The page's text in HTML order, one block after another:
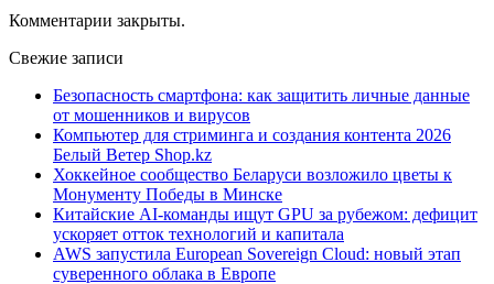
Комментарии закрыты.
Свежие записи
Безопасность смартфона: как защитить личные данные
от мошенников и вирусов
Компьютер для стриминга и создания контента 2026
Белый Ветер Shop.kz
Хоккейное сообщество Беларуси возложило цветы к
Монументу Победы в Минске
Китайские AI-команды ищут GPU за рубежом: дефицит
ускоряет отток технологий и капитала
AWS запустила European Sovereign Cloud: новый этап
суверенного облака в Европе